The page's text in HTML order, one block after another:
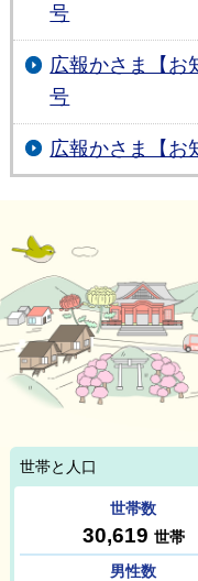
号
広報かさま【
号
広報かさま【